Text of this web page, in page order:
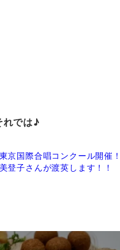
れでは♪
京国際合唱コンクール開催！
登子さんが渡英します！！